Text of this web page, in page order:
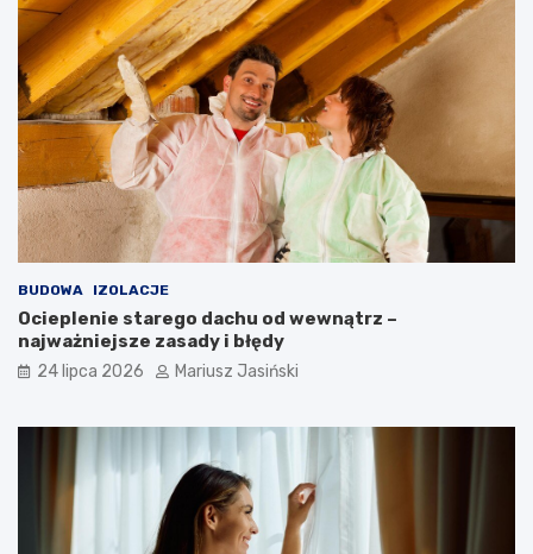
BUDOWA IZOLACJE
Ocieplenie starego dachu od wewnątrz –
najważniejsze zasady i błędy
24 lipca 2026 Mariusz Jasiński